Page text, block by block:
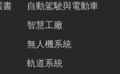
書
自動駕駛與電動車
智慧工廠
無人機系統
軌道系統